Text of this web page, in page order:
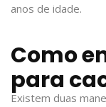
anos de idade.
Como
para
Existem duas